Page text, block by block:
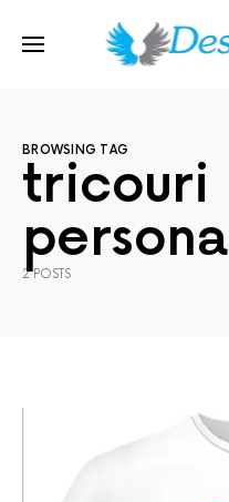
BROWSING TAG
tricouri
2 POSTS